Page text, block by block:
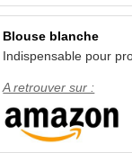
Blouse blanche
Indispensable pour
A retrouver sur :